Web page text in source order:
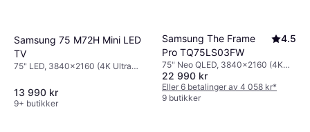
Samsung 75 M72H Mini LED
TV
75" LED, 3840x2160 (4K Ultra
13 990 kr
9+ butikker
Samsung The Frame
Pro TQ75LS03FW
4.5
75" Neo QLED, 3840x2160 (4K
Ultra HD), Smart TV
22 990 kr
Eller 6 betalinger av 4 058 kr*
9 butikker